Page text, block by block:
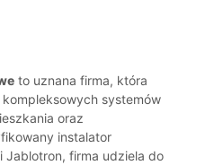
to uznana firma, która
systemów
oraz
instalator
Jablotron, firma udziela do